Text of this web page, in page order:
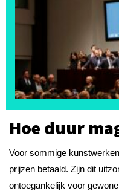
Hoe duur
Voor sommige
prijzen betaald. Zijn dit
ontoegankelijk voor